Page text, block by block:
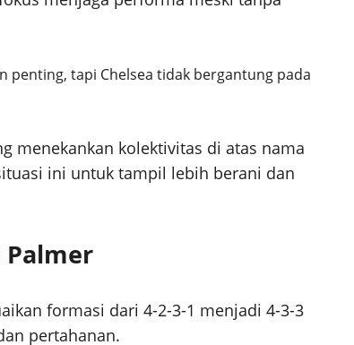
penting, tapi Chelsea tidak bergantung pada
menekankan kolektivitas di atas nama
ini untuk tampil lebih berani dan
Palmer
formasi dari 4-2-3-1 menjadi 4-3-3
pertahanan.